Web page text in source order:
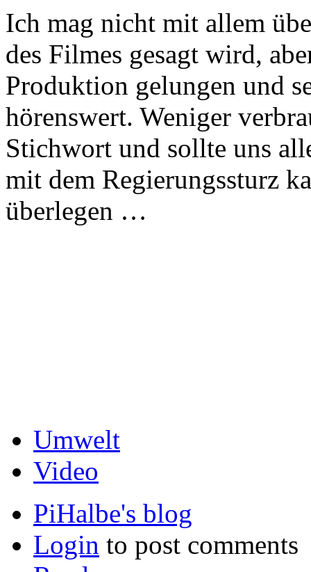
Ich mag nicht mit allem
des Filmes gesagt wird,
Produktion gelungen und
hörenswert. Weniger
Stichwort und sollte uns
mit dem Regierungssturz
überlegen …
Umwelt
Video
PiHalbe's blog
Login to post comments